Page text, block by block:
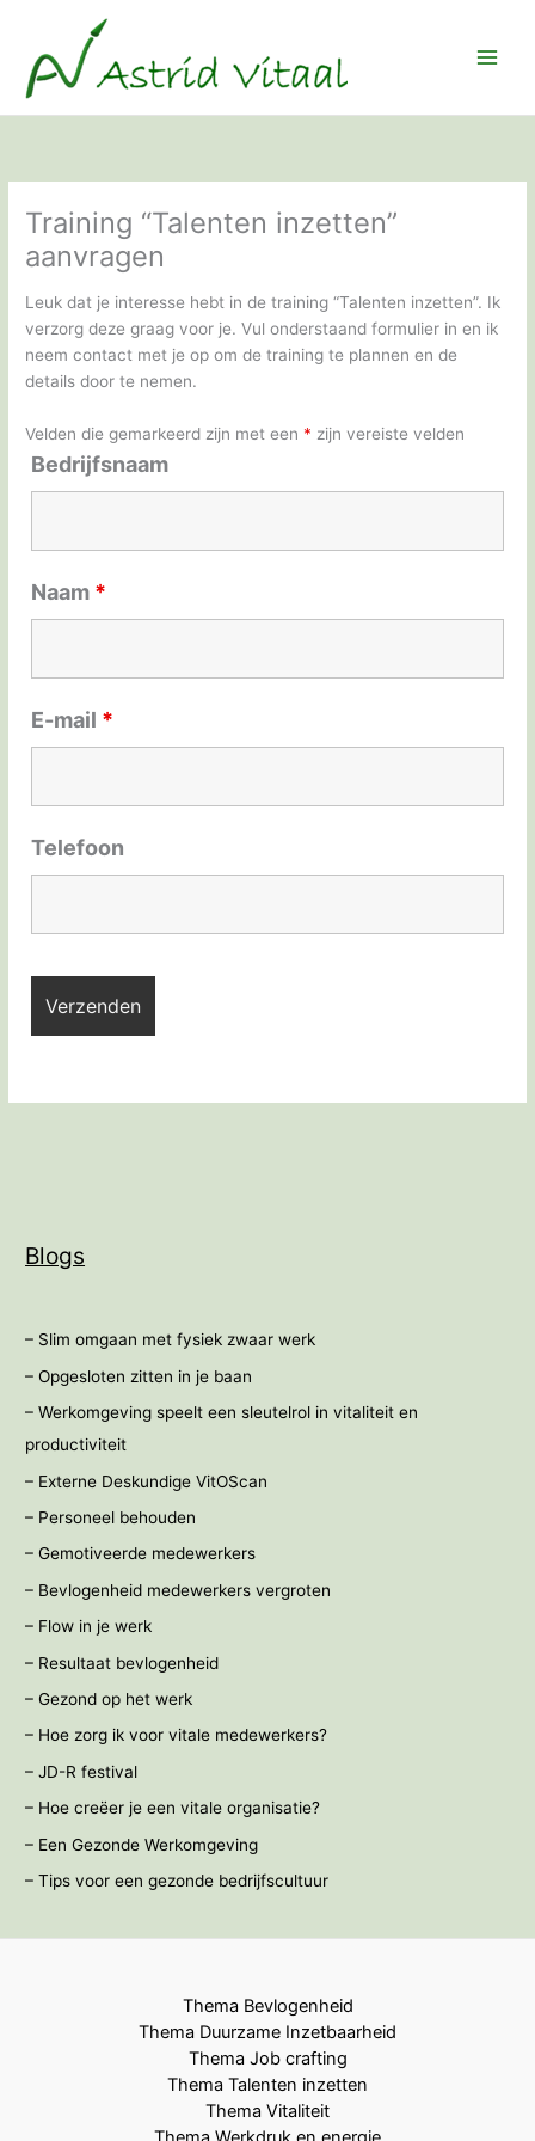
inhoud
Training “Talenten inzetten”
aanvragen
Leuk dat je interesse hebt in de training “Talenten inzetten”. Ik
verzorg deze graag voor je. Vul onderstaand formulier in en ik
neem contact met je op om de training te plannen en de
details door te nemen.
Velden die gemarkeerd zijn met een * zijn vereiste velden
Bedrijfsnaam
Naam *
E-mail *
Telefoon
Blogs
– Slim omgaan met fysiek zwaar werk
– Opgesloten zitten in je baan
– Werkomgeving speelt een sleutelrol in vitaliteit en
productiviteit
– Externe Deskundige VitOScan
– Personeel behouden
– Gemotiveerde medewerkers
– Bevlogenheid medewerkers vergroten
– Flow in je werk
– Resultaat bevlogenheid
– Gezond op het werk
– Hoe zorg ik voor vitale medewerkers?
– JD-R festival
– Hoe creëer je een vitale organisatie?
– Een Gezonde Werkomgeving
– Tips voor een gezonde bedrijfscultuur
Thema Bevlogenheid
Thema Duurzame Inzetbaarheid
Thema Job crafting
Thema Talenten inzetten
Thema Vitaliteit